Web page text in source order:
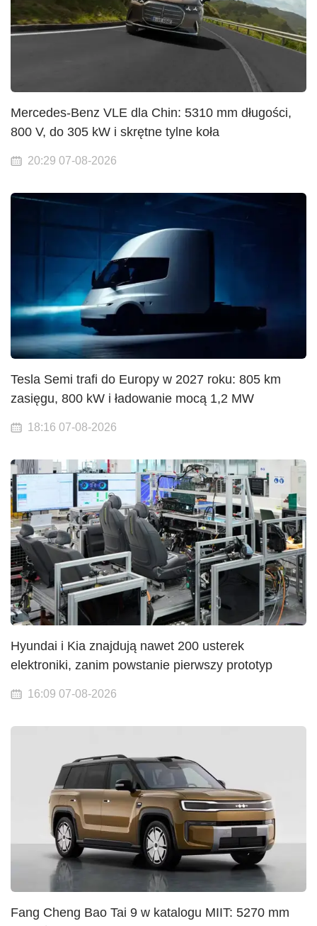
Mercedes-Benz VLE dla Chin: 5310 mm długości,
800 V, do 305 kW i skrętne tylne koła
20:29 07-08-2026
Tesla Semi trafi do Europy w 2027 roku: 805 km
zasięgu, 800 kW i ładowanie mocą 1,2 MW
18:16 07-08-2026
Hyundai i Kia znajdują nawet 200 usterek
elektroniki, zanim powstanie pierwszy prototyp
16:09 07-08-2026
Fang Cheng Bao Tai 9 w katalogu MIIT: 5270 mm